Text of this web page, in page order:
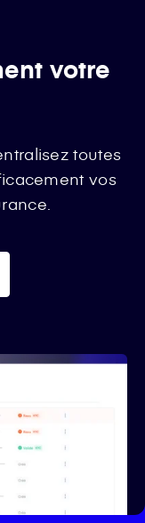
votre
toutes
vos